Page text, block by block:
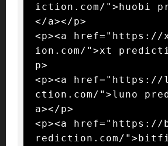
iction.com/">huobi
</a></p>
<p><a href="https://
ion.com/">xt
p>
<p><a href="https://
ction.com/">luno
a></p>
<p><a
rediction.com/